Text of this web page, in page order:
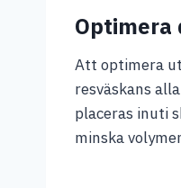
Att optimera
resväskans
placeras inuti
minska